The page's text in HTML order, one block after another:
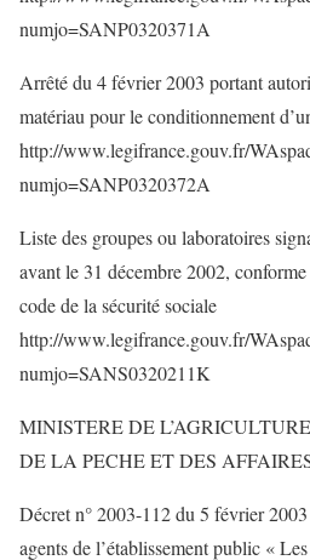
numjo=SANP0320371A
Arrêté du 4 février 2003 portant
matériau pour le conditionnement
http://www.legifrance.gouv.fr/
numjo=SANP0320372A
Liste des groupes ou laboratoires
avant le 31 décembre 2002,
code de la sécurité sociale
http://www.legifrance.gouv.fr/
numjo=SANS0320211K
MINISTERE DE
DE LA PECHE ET DES
Décret n° 2003-112 du 5 février
agents de l’établissement public «